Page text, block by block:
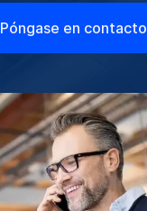
Póngase en contacto